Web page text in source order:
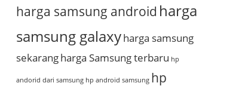
harga samsung android harga
samsung galaxyharga samsung
sekarangharga Samsung terbaru hp
andorid dari samsung hp android samsung hp